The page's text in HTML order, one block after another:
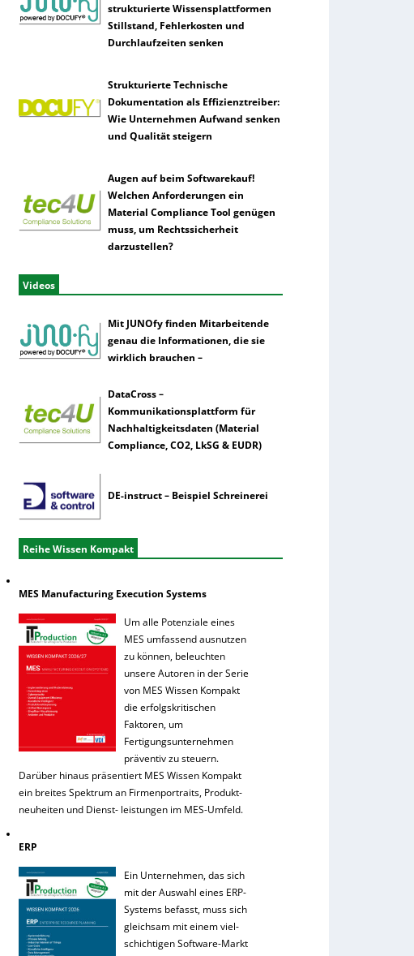
strukturierte Wissensplattformen
Stillstand, Fehlerkosten und
Durchlaufzeiten senken
Strukturierte Technische
Dokumentation als Effizienztreiber:
Wie Unternehmen Aufwand senken
und Qualität steigern
Augen auf beim Softwarekauf!
Welchen Anforderungen ein
Material Compliance Tool genügen
muss, um Rechtssicherheit
darzustellen?
Videos
Mit JUNOfy finden Mitarbeitende
genau die Informationen, die sie
wirklich brauchen –
DataCross –
Kommunikationsplattform für
Nachhaltigkeitsdaten (Material
Compliance, CO2, LkSG & EUDR)
DE-instruct – Beispiel Schreinerei
Reihe Wissen Kompakt
MES Manufacturing Execution Systems
Um alle Potenziale eines
MES umfassend ausnutzen
zu können, beleuchten
unsere Autoren in der Serie
von MES Wissen Kompakt
die erfolgskritischen
Faktoren, um
Fertigungsunternehmen
präventiv zu steuern.
Darüber hinaus präsentiert MES Wissen Kompakt
ein breites Spektrum an Firmenportraits, Produkt-
neuheiten und Dienst- leistungen im MES-Umfeld.
ERP
Ein Unternehmen, das sich
mit der Auswahl eines ERP-
Systems befasst, muss sich
gleichsam mit einem viel-
schichtigen Software-Markt